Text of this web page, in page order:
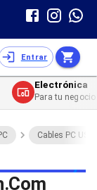
Entrar
Electrónica
Para tu
Cables PC USB